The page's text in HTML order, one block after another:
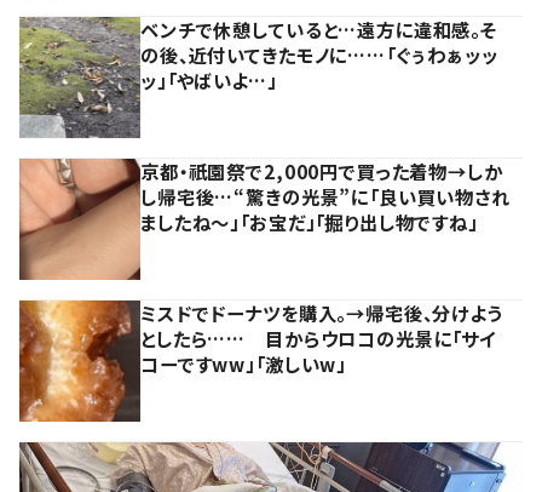
ベンチで休憩していると…遠方に違和感。そ
の後、近付いてきたモノに……「ぐぅわぁッッ
ッ」「やばいよ…」
京都・祇園祭で2,000円で買った着物→しか
し帰宅後…“驚きの光景”に「良い買い物され
ましたね～」「お宝だ」「掘り出し物ですね」
ミスドでドーナツを購入。→帰宅後、分けよう
としたら…… 目からウロコの光景に「サイ
コーですww」「激しいw」